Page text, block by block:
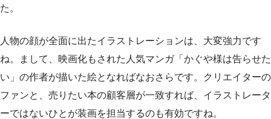
た。
人物の顔が全面に出たイラストレーションは、大変強力です
ね。まして、映画化もされた人気マンガ「かぐや様は告らせた
い」の作者が描いた絵となればなおさらです。クリエイターの
ファンと、売りたい本の顧客層が一致すれば、イラストレータ
ーではないひとが装画を担当するのも有効ですね。